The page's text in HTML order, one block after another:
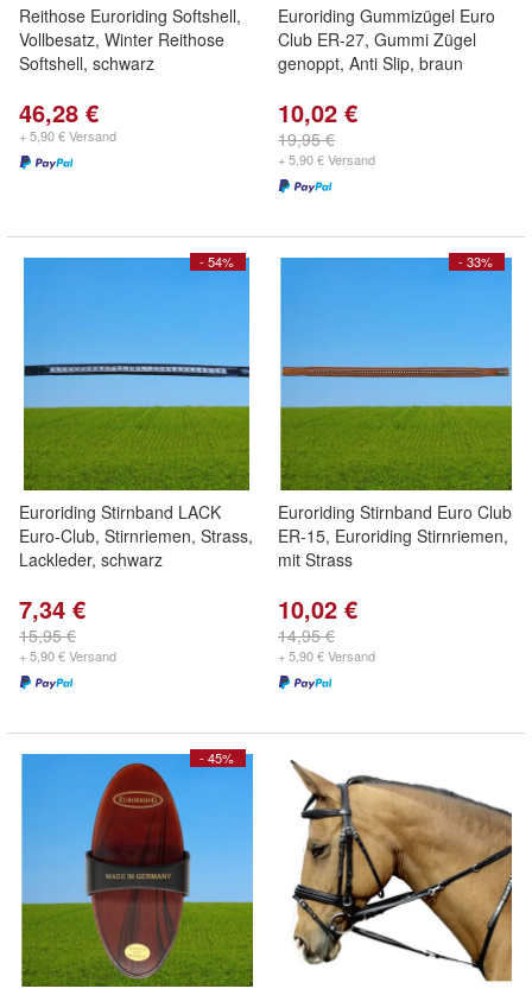
Reithose Euroriding Softshell,
Vollbesatz, Winter Reithose
Softshell, schwarz
46,28 €
+ 5,90 € Versand
Euroriding Gummizügel Euro
Club ER-27, Gummi Zügel
genoppt, Anti Slip, braun
10,02 €
19,95 €
+ 5,90 € Versand
- 54%
Euroriding Stirnband LACK
Euro-Club, Stirnriemen, Strass,
Lackleder, schwarz
7,34 €
15,95 €
+ 5,90 € Versand
- 33%
Euroriding Stirnband Euro Club
ER-15, Euroriding Stirnriemen,
mit Strass
10,02 €
14,95 €
+ 5,90 € Versand
- 45%